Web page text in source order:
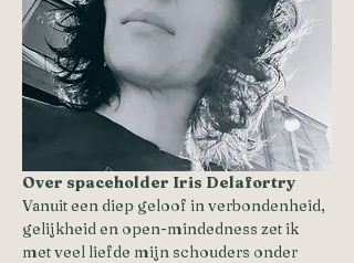
Over spaceholder Iris Delafortry
Vanuit een diep geloof in verbondenheid,
gelijkheid en open-mindedness zet ik
met veel liefde mijn schouders onder